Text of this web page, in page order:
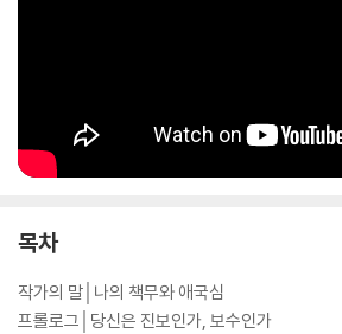
목차
작가의 말│나의 책무와 애국심
프롤로그│당신은 진보인가, 보수인가